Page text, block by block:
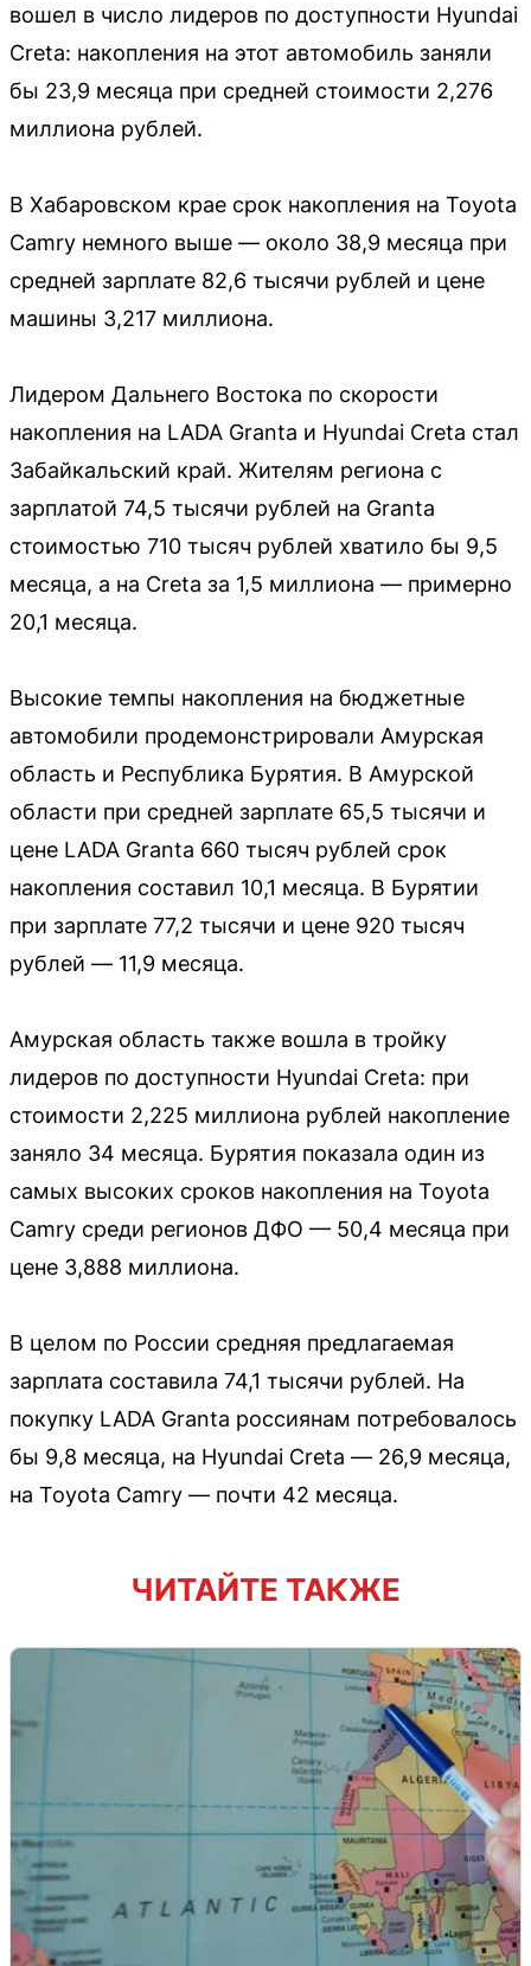
вошел в число лидеров по доступности Hyundai
Creta: накопления на этот автомобиль заняли
бы 23,9 месяца при средней стоимости 2,276
миллиона рублей.
В Хабаровском крае срок накопления на Toyota
Camry немного выше — около 38,9 месяца при
средней зарплате 82,6 тысячи рублей и цене
машины 3,217 миллиона.
Лидером Дальнего Востока по скорости
накопления на LADA Granta и Hyundai Creta стал
Забайкальский край. Жителям региона с
зарплатой 74,5 тысячи рублей на Granta
стоимостью 710 тысяч рублей хватило бы 9,5
месяца, а на Creta за 1,5 миллиона — примерно
20,1 месяца.
Высокие темпы накопления на бюджетные
автомобили продемонстрировали Амурская
область и Республика Бурятия. В Амурской
области при средней зарплате 65,5 тысячи и
цене LADA Granta 660 тысяч рублей срок
накопления составил 10,1 месяца. В Бурятии
при зарплате 77,2 тысячи и цене 920 тысяч
рублей — 11,9 месяца.
Амурская область также вошла в тройку
лидеров по доступности Hyundai Creta: при
стоимости 2,225 миллиона рублей накопление
заняло 34 месяца. Бурятия показала один из
самых высоких сроков накопления на Toyota
Camry среди регионов ДФО — 50,4 месяца при
цене 3,888 миллиона.
В целом по России средняя предлагаемая
зарплата составила 74,1 тысячи рублей. На
покупку LADA Granta россиянам потребовалось
бы 9,8 месяца, на Hyundai Creta — 26,9 месяца,
на Toyota Camry — почти 42 месяца.
ЧИТАЙТЕ ТАКЖЕ